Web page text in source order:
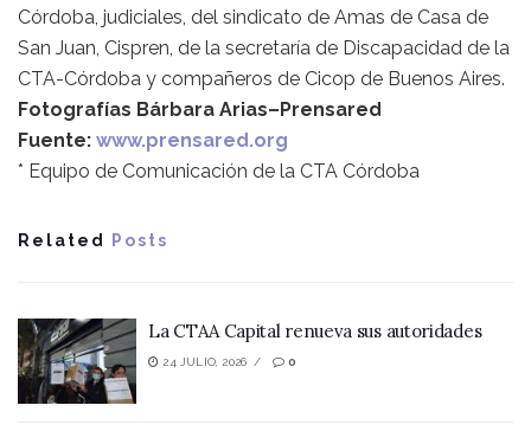
Córdoba, judiciales, del sindicato de Amas de Casa de
San Juan, Cispren, de la secretaría de Discapacidad de la
CTA-Córdoba y compañeros de Cicop de Buenos Aires.
Fotografías Bárbara Arias–Prensared
Fuente: www.prensared.org
* Equipo de Comunicación de la CTA Córdoba
Related Posts
La CTAA Capital renueva sus autoridades
24 JULIO, 2026 0